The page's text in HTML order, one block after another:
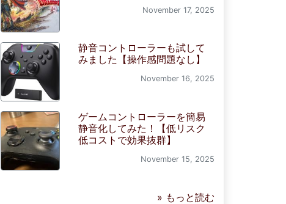
November 17, 2025
静音コントローラーも試して
みました【操作感問題なし】
November 16, 2025
ゲームコントローラーを簡易
静音化してみた！【低リスク
低コストで効果抜群】
November 15, 2025
» もっと読む